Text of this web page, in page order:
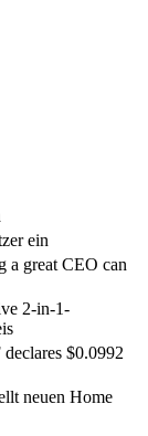
ein
a great CEO can
2-in-1-
$0.0992
neuen Home